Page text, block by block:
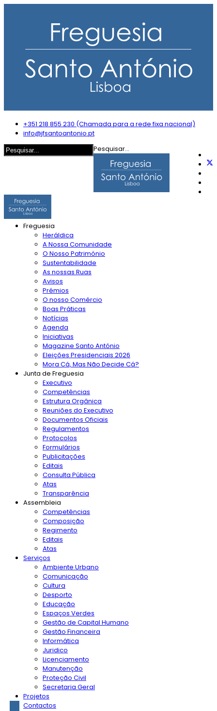
+351 218 855 230 (Chamada para a rede fixa nacional)
info@jfsantoantonio.pt
Pesquisar...
Freguesia
Heráldica
A Nossa Comunidade
O Nosso Património
Sustentabilidade
As nossas Ruas
Avisos
Prémios
O nosso Comércio
Boas Práticas
Notícias
Agenda
Iniciativas
Magazine Santo António
Eleições Presidenciais 2026
Mora Cá, Mas Não Decide Cá?
Junta de Freguesia
Executivo
Competências
Estrutura Orgânica
Reuniões do Executivo
Documentos Oficiais
Regulamentos
Protocolos
Formulários
Publicitações
Editais
Consulta Pública
Atas
Transparência
Assembleia
Competências
Composição
Regimento
Editais
Atas
Serviços
Ambiente Urbano
Comunicação
Cultura
Desporto
Educação
Espaços Verdes
Gestão de Capital Humano
Gestão Financeira
Informática
Juridico
Licenciamento
Manutenção
Proteção Civil
Secretaria Geral
Projetos
Contactos